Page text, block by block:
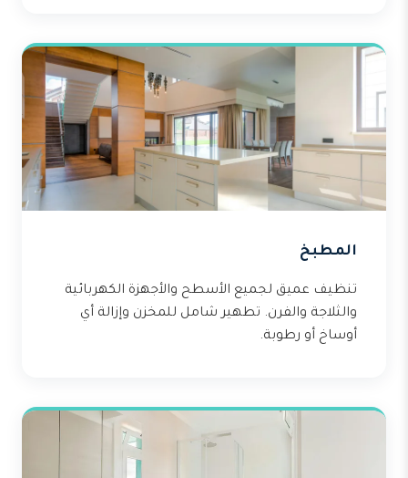
المطبخ
تنظيف عميق لجميع الأسطح والأجهزة الكهربائية
والثلاجة والفرن. تطهير شامل للمخزن وإزالة أي
أوساخ أو رطوبة.